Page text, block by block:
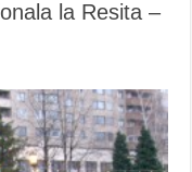
la Resita –